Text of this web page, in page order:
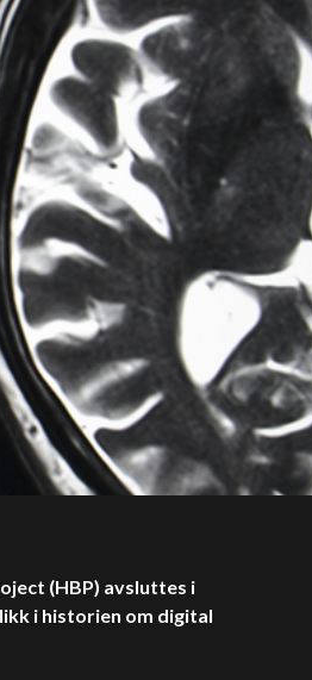
(HBP) avsluttes i
i historien om digital